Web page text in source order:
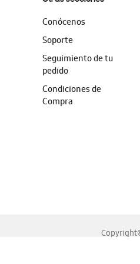
Conócenos
Soporte
Seguimiento de tu
pedido
Condiciones de
Compra